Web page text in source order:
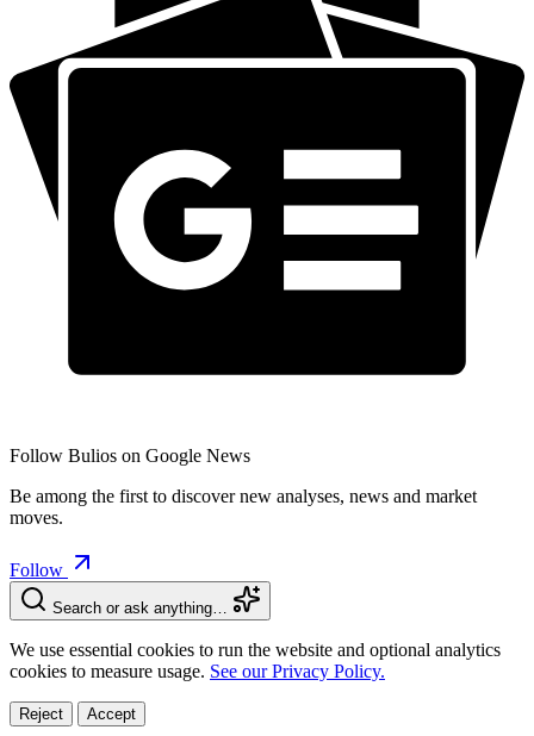
Follow Bulios on Google News
Be among the first to discover new analyses, news and market
moves.
Follow
Search or ask anything…
We use essential cookies to run the website and optional analytics
cookies to measure usage. See our Privacy Policy.
Reject Accept